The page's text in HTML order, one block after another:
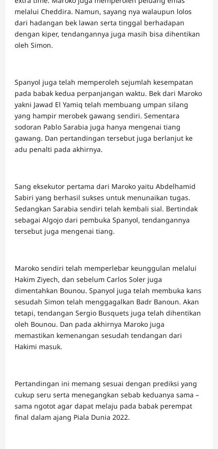
melalui Cheddira. Namun, sayang nya walaupun lolos
dari hadangan bek lawan serta tinggal berhadapan
dengan kiper, tendangannya juga masih bisa dihentikan
oleh Simon.
Spanyol juga telah memperoleh sejumlah kesempatan
pada babak kedua perpanjangan waktu. Bek dari Maroko
yakni Jawad El Yamiq telah membuang umpan silang
yang hampir merobek gawang sendiri. Sementara
sodoran Pablo Sarabia juga hanya mengenai tiang
gawang. Dan pertandingan tersebut juga berlanjut ke
adu penalti pada akhirnya.
Sang eksekutor pertama dari Maroko yaitu Abdelhamid
Sabiri yang berhasil sukses untuk menunaikan tugas.
Sedangkan Sarabia sendiri telah kembali sial. Bertindak
sebagai Algojo dari pembuka Spanyol, tendangannya
tersebut juga mengenai tiang.
Maroko sendiri telah memperlebar keunggulan melalui
Hakim Ziyech, dan sebelum Carlos Soler juga
dimentahkan Bounou. Spanyol juga telah membuka kans
sesudah Simon telah menggagalkan Badr Banoun. Akan
tetapi, tendangan Sergio Busquets juga telah dihentikan
oleh Bounou. Dan pada akhirnya Maroko juga
memastikan kemenangan sesudah tendangan dari
Hakimi masuk.
Pertandingan ini memang sesuai dengan prediksi yang
cukup seru serta menegangkan sebab keduanya sama –
sama ngotot agar dapat melaju pada babak perempat
final dalam ajang Piala Dunia 2022.